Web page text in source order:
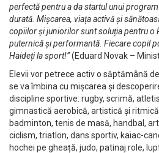
perfectă pentru a da startul unui
durată. Mișcarea, viața activă și
copiilor și juniorilor sunt soluția pentru o
puternică și performantă. Fiecare copil
Haideți la sport!”(Eduard Novak –
Elevii vor petrece activ o săptămână
se va îmbina cu mișcarea și
discipline sportive: rugby, scrimă,
gimnastică aerobică, artistică și
badminton, tenis de masă, handbal,
ciclism, triatlon, dans sportiv, kaiac-
hochei pe gheață, judo, patinaj role,